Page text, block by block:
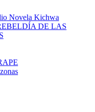
Novela Kichwa
DE LAS